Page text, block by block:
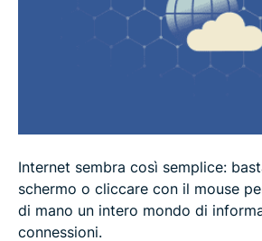
Internet sembra così semplice:
schermo o cliccare con il mouse
di mano un intero mondo di
connessioni.